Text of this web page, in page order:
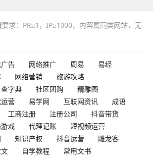
要求：PR≥1，IP≥1000，内容属同类网站，无
告 网络推广 周易
易经
网络营销
旅游攻略
查字典 社区团购
精雕图
营 易学网 互联网资讯
成语
工商注册 注册公司
抖音带货
戏 代理记账
短视频运营
知识产权 抖音运营
雕龙客
自学教程
常用文书